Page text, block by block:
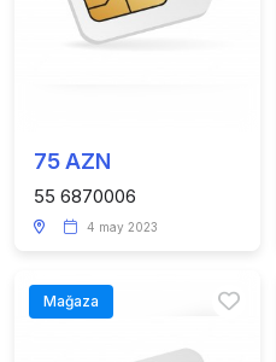
75 AZN
55 6870006
4 may 2023
Mağaza